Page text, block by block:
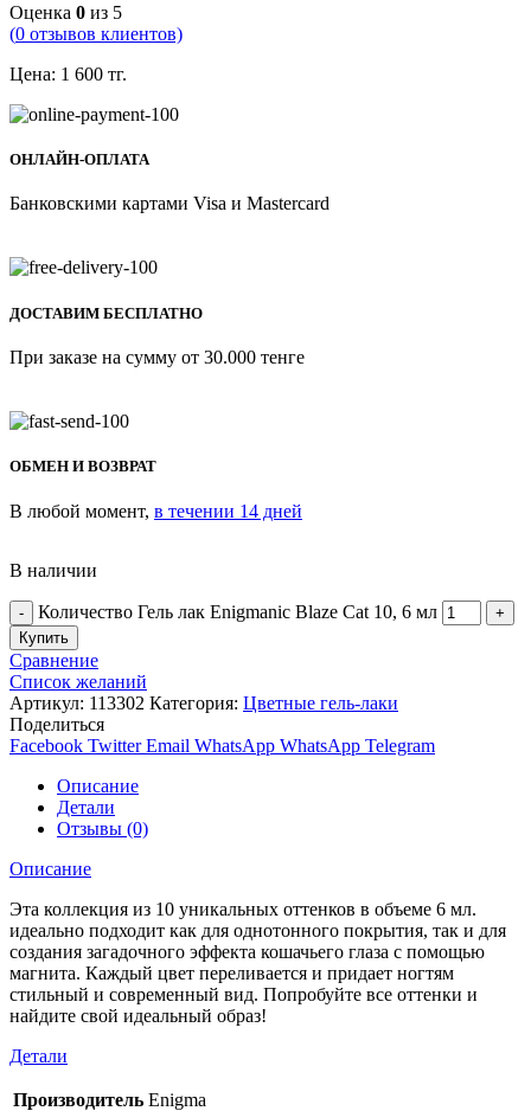
Оценка 0 из 5
(0 отзывов клиентов)
Цена: 1 600 тг.
ОНЛАЙН-ОПЛАТА
Банковскими картами Visa и Mastercard
ДОСТАВИМ БЕСПЛАТНО
При заказе на сумму от 30.000 тенге
ОБМЕН И ВОЗВРАТ
В любой момент, в течении 14 дней
В наличии
Количество Гель лак Enigmanic Blaze Cat 10, 6 мл
Купить
Сравнение
Список желаний
Артикул: 113302 Категория: Цветные гель-лаки
Поделиться
Facebook Twitter Email WhatsApp WhatsApp Telegram
Описание
Детали
Отзывы (0)
Описание
Эта коллекция из 10 уникальных оттенков в объеме 6 мл.
идеально подходит как для однотонного покрытия, так и для
создания загадочного эффекта кошачьего глаза с помощью
магнита. Каждый цвет переливается и придает ногтям
стильный и современный вид. Попробуйте все оттенки и
найдите свой идеальный образ!
Детали
Производитель Enigma